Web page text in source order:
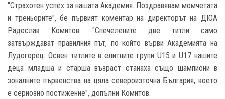
"Страхотен успех за нашата Академия. Поздравявам момчетата
и треньорите", бе първият коментар на директорът на ДЮА
Радослав Комитов. "Спечелените две титли само
затвърждават правилния път, по който върви Академията на
Лудогорец. Освен титлите в елитните групи U15 и U17 нашите
деца младша и старша възраст станаха също шампиони в
зоналните първенства на цяла североизточна България, което
е сериозно постижение", допълни Комитов.